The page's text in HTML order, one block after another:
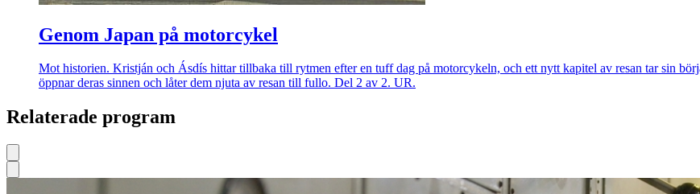
Genom Japan på motorcykel
Mot historien. Kristján och Ásdís hittar tillbaka till rytmen efter en tuff dag på motorcykeln, och ett nytt kapitel av resan tar sin
öppnar deras sinnen och låter dem njuta av resan till fullo. Del 2 av 2. UR.
Relaterade program